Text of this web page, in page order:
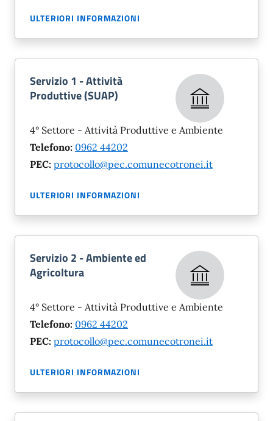
ULTERIORI INFORMAZIONI
Servizio 1 - Attività
Produttive (SUAP)
4° Settore - Attività Produttive e Ambiente
Telefono: 0962 44202
PEC: protocollo@pec.comunecotronei.it
ULTERIORI INFORMAZIONI
Servizio 2 - Ambiente ed
Agricoltura
4° Settore - Attività Produttive e Ambiente
Telefono: 0962 44202
PEC: protocollo@pec.comunecotronei.it
ULTERIORI INFORMAZIONI